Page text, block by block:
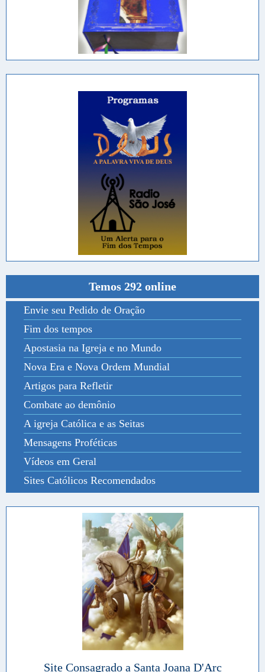
Temos 292 online
Envie seu Pedido de Oração
Fim dos tempos
Apostasia na Igreja e no Mundo
Nova Era e Nova Ordem Mundial
Artigos para Refletir
Combate ao demônio
A igreja Católica e as Seitas
Mensagens Proféticas
Vídeos em Geral
Sites Católicos Recomendados
Site Consagrado a Santa Joana D'Arc